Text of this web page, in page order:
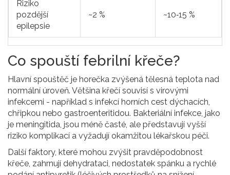
Riziko
pozdější
epilepsie
~2 % ~10‑15 %
Co spouští febrilní křeče?
Hlavní spouštěč je horečka zvýšená tělesná teplota nad
normální úroveň. Většina křečí souvisí s virovými
infekcemi - například s infekcí horních cest dýchacích,
chřipkou nebo gastroenteritidou. Bakteriální infekce, jako
je meningitida, jsou méně časté, ale představují vyšší
riziko komplikací a vyžadují okamžitou lékařskou péči.
Další faktory, které mohou zvýšit pravděpodobnost
křeče, zahrnují dehydrataci, nedostatek spánku a rychlé